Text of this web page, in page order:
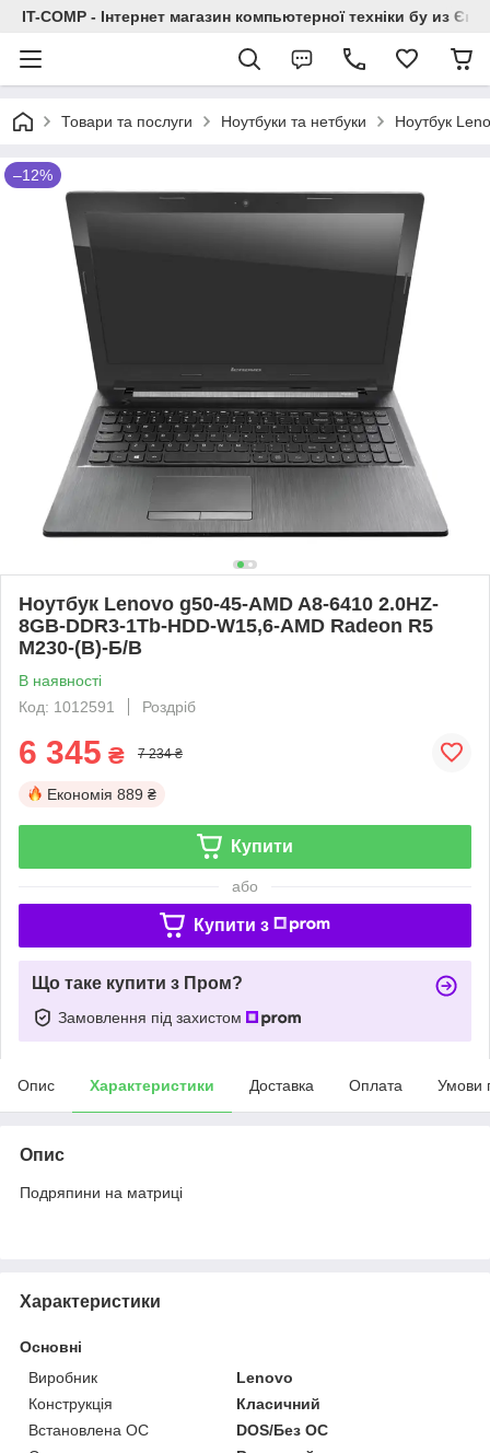
IT-COMP - Інтернет магазин компьютерної техніки бу из
Товари та послуги Ноутбуки та нетбуки Ноутбук
–12%
Ноутбук Lenovo g50-45-AMD A8-6410 2.0HZ-
8GB-DDR3-1Tb-HDD-W15,6-AMD Radeon R5
M230-(B)-Б/В
В наявності
Код: 1012591
Роздріб
6 345 ₴ 7 234 ₴
Економія 889 ₴
Купити
або
Купити з
Що таке купити з Пром?
Замовлення під захистом
Опис Характеристики Доставка Оплата Умови
Опис
Подряпини на матриці
Характеристики
Основні
Виробник
Lenovo
Конструкція
Класичний
Встановлена ОС
DOS/Без ОС